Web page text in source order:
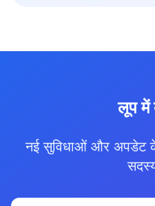
लूप में
नई सुविधाओं और अपडेट